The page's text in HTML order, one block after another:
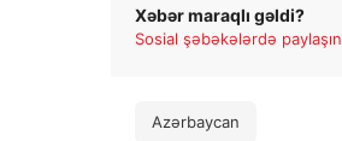
Xəbər maraqlı gəldi?
Sosial şəbəkələrdə paylaşın
Azərbaycan